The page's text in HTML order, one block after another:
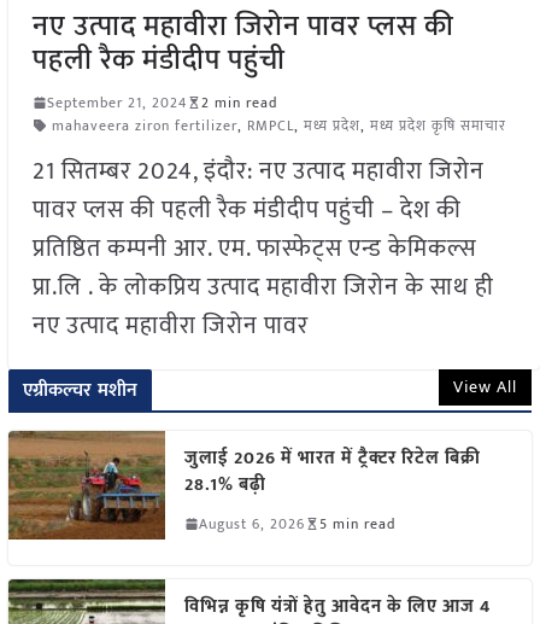
नए उत्पाद महावीरा जिरोन पावर प्लस की
पहली रैक मंडीदीप पहुंची
September 21, 2024
2 min read
mahaveera ziron fertilizer, RMPCL, मध्य प्रदेश, मध्य प्रदेश कृषि समाचार
21 सितम्बर 2024, इंदौर: नए उत्पाद महावीरा जिरोन
पावर प्लस की पहली रैक मंडीदीप पहुंची – देश की
प्रतिष्ठित कम्पनी आर. एम. फास्फेट्स एन्ड केमिकल्स
प्रा.लि . के लोकप्रिय उत्पाद महावीरा जिरोन के साथ ही
नए उत्पाद महावीरा जिरोन पावर
एग्रीकल्चर मशीन View All
जुलाई 2026 में भारत में ट्रैक्टर रिटेल बिक्री
28.1% बढ़ी
August 6, 2026 5 min read
विभिन्न कृषि यंत्रों हेतु आवेदन के लिए आज 4